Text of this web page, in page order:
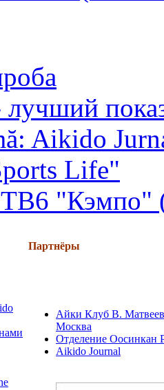
Aikido
Life"
"Кэмпо"
Партнёры
Айки Клуб В.
Москва
Отделение Оосинкан
Aikido Journal